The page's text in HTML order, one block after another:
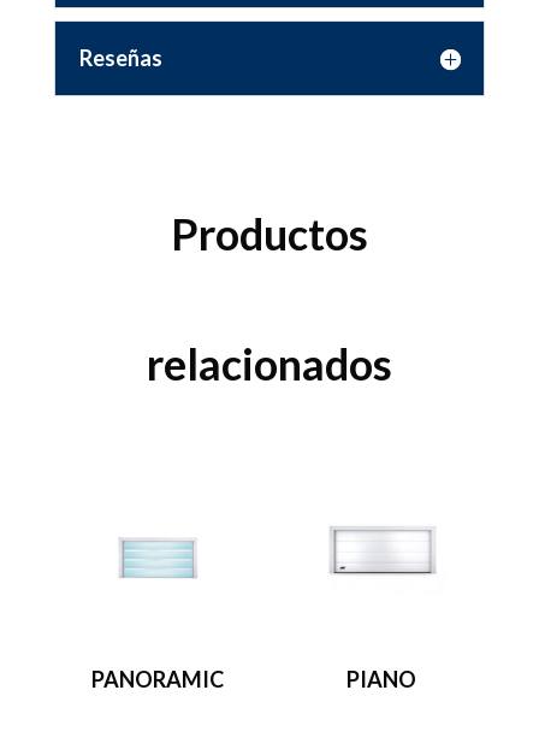
Reseñas
Productos
relacionados
PANORAMIC PIANO